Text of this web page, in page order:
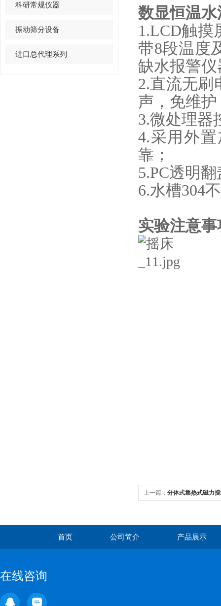
科研常规仪器
振动筛分设备
进口总代理系列
数显恒温
1.LCD触摸
带8段温度
缺水报警
2.直流无刷
声，免维护
3.微处理器
4.采用外
靠；
5.PC透明
6.水槽304
实验注意事
上一篇： 分体式集热式磁力
首页 公司简介 产品展示
在线咨询